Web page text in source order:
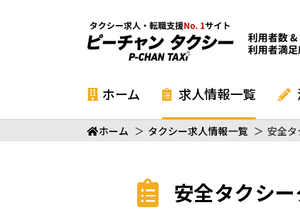
ホーム 求人情報一覧
ホーム ＞ タクシー求人情報一覧 ＞ 安全タ
安全タクシ